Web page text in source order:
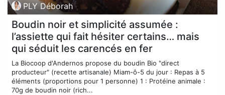
PLY Déborah
Boudin noir et simplicité assumée :
l’assiette qui fait hésiter certains… mais
qui séduit les carencés en fer
La Biocoop d'Andernos propose du boudin Bio "direct
producteur" (recette artisanale) Miam-ô-5 du jour : Repas à 5
éléments (proportions pour 1 personne) 1 : Protéine animale :
70g de boudin noir (rich...